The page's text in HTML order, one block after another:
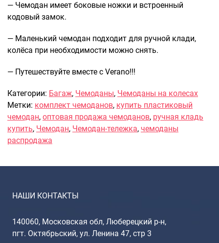
— Чемодан имеет боковые ножки и встроенный
кодовый замок.
— Маленький чемодан подходит для ручной клади,
колёса при необходимости можно снять.
— Путешествуйте вместе с Verano!!!
Категории: Багаж, Чемоданы, Чемоданы на колесах
Метки: комплект чемоданов, купить пластиковый
чемодан, оптовая продажа чемоданов, ручная кладь
купить, Чемодан, Чемодан-тележка, чемоданы
распродажа
НАШИ КОНТАКТЫ
140060, Московская обл, Люберецкий р-н,
пгт. Октябрьский, ул. Ленина 47, стр 3